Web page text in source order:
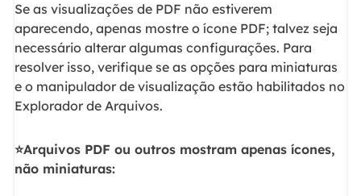
Se as visualizações de PDF não estiverem
aparecendo, apenas mostre o ícone PDF; talvez seja
necessário alterar algumas configurações. Para
resolver isso, verifique se as opções para miniaturas
e o manipulador de visualização estão habilitados no
Explorador de Arquivos.
⭐Arquivos PDF ou outros mostram apenas ícones,
não miniaturas: